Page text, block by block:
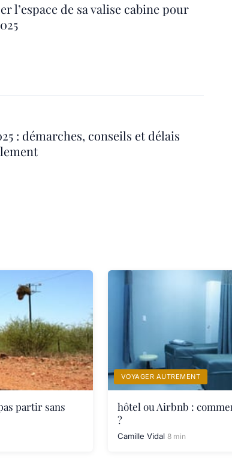
l’espace de sa valise cabine pour
: démarches, conseils et délais
partir sans
VOYAGER AUTREMENT
hôtel ou Airbnb :
?
Camille Vidal 8 min